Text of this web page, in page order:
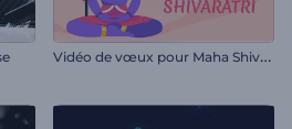
V
idéo de vœux pour Maha Shivratri